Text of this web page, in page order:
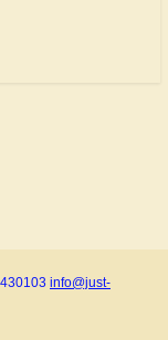
info@just-